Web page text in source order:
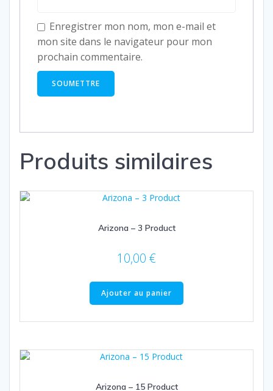
Enregistrer mon nom, mon e-mail et
mon site dans le navigateur pour mon
prochain commentaire.
Produits similaires
Arizona – 3 Product
10,00 €
Ajouter au panier
Arizona – 15 Product